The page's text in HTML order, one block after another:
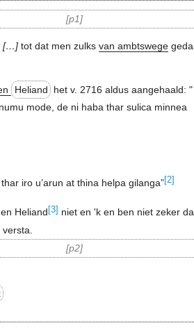
p1
… tot dat men zulks van ambtswege
Heliand
het v. 2716 aldus aangehaald:
mode, de ni haba thar sulica minnea
iro u’arun at thina helpa gilanga”[2]
Heliand [3] niet en 'k en ben niet zeker
p2